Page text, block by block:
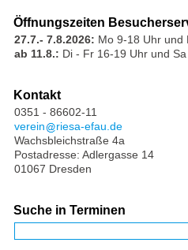
Öffnungszeiten
27.7.- 7.8.2026: Mo 9-18 Uhr und
ab 11.8.: Di - Fr 16-19 Uhr und
Kontakt
0351 - 86602-11
verein
riesa-efau.de
Wachsbleichstraße 4a
Postadresse: Adlergasse 14
01067 Dresden
Suche in Terminen